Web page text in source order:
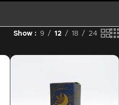
Show 9 12 18 24